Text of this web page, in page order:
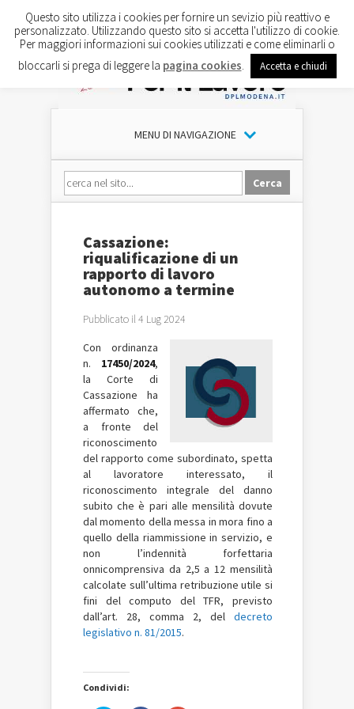
MENU DI NAVIGAZIONE
Cassazione:
riqualificazione di un
rapporto di lavoro
autonomo a termine
Pubblicato il 4 Lug 2024
Con ordinanza
n. 17450/2024,
la Corte di
Cassazione ha
affermato che,
a fronte del
riconoscimento
del rapporto come subordinato, spetta
al lavoratore interessato, il
riconoscimento integrale del danno
subito che è pari alle mensilità dovute
dal momento della messa in mora fino a
quello della riammissione in servizio, e
non l’indennità forfettaria
onnicomprensiva da 2,5 a 12 mensilità
calcolate sull’ultima retribuzione utile si
fini del computo del TFR, previsto
dall’art. 28, comma 2, del decreto
legislativo n. 81/2015.
Condividi:
Questo sito utilizza i cookies per fornire un sevizio più reattivo e
personalizzato. Utilizzando questo sito si accetta l'utilizzo di cookie.
Per maggiori informazioni sui cookies utilizzati e come eliminarli o
bloccarli si prega di leggere la pagina cookies Accetta e chiudi